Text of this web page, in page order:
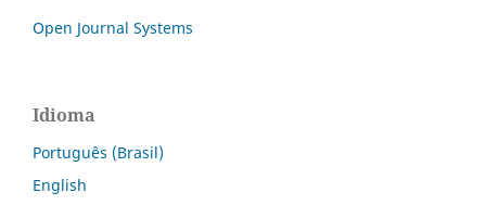
Open Journal Systems
Idioma
Português (Brasil)
English